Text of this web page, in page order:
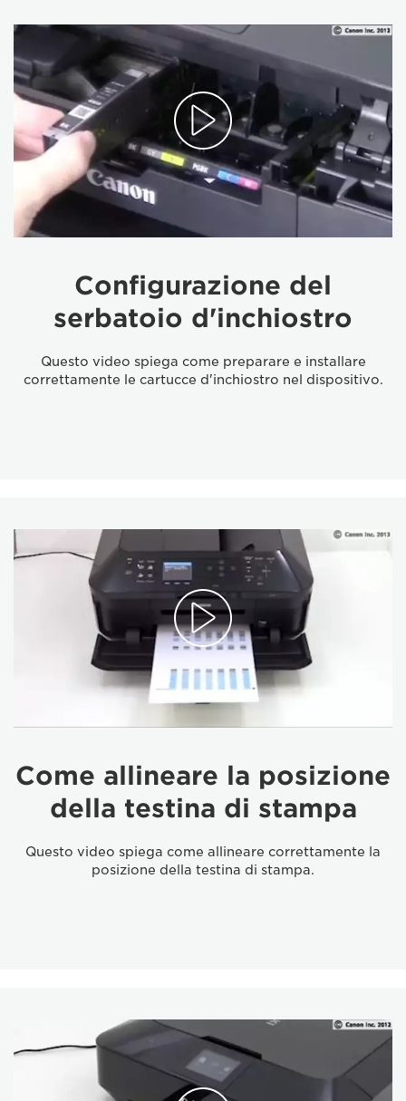
Configurazione del
serbatoio d'inchiostro
Questo video spiega come preparare e installare
correttamente le cartucce d'inchiostro nel dispositivo.
Come allineare la posizione
della testina di stampa
Questo video spiega come allineare correttamente la
posizione della testina di stampa.